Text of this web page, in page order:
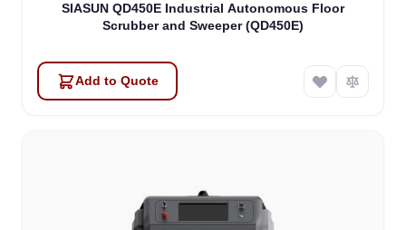
SIASUN QD450E Industrial Autonomous Floor
Scrubber and Sweeper (QD450E)
Add to Quote